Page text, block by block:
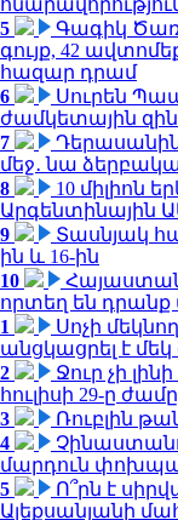
5
Գագիկ
գույք, 42
հազար դրամ
6
Սուրեն
ժամկետային
7
մեջ․ նա
8
10 միլիոն
Արգենտինային
9
Տասնյակ
ին և 16-ին
10
որտեղ են
1
Սոչի
անցկացրել է
2
Ջուր չի
հուլիսի 29-ը ժամը
3
Ռուբլին
4
մարդուն
5
Ո՞րն է
Ալեքսանյանի